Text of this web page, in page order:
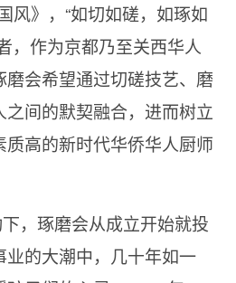
风》，“如切如磋，如琢如
，作为京都乃至关西华人
会希望通过切磋技艺、磨
间的默契融合，进而树立
高的新时代华侨华人厨师
，琢磨会从成立开始就投
业的大潮中，几十年如一